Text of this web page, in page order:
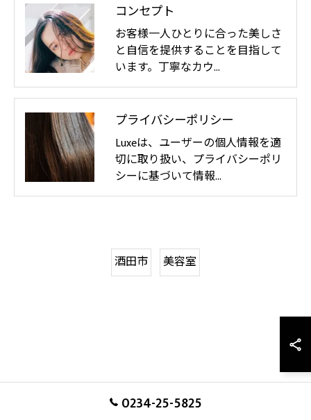
コンセプト
お客様一人ひとりに合った美しさ
と自信を提供することを目指して
います。丁寧なカウ…
プライバシーポリシー
Luxeは、ユーザーの個人情報を適
切に取り扱い、プライバシーポリ
シーに基づいて情報…
酒田市 美容室
0234-25-5825